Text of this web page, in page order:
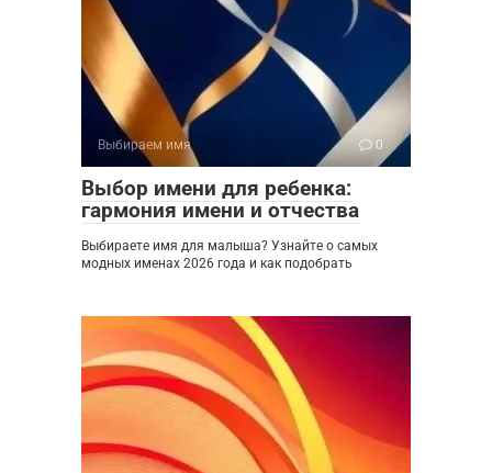
Выбираем имя 0
Выбор имени для ребенка:
гармония имени и отчества
Выбираете имя для малыша? Узнайте о самых
модных именах 2026 года и как подобрать